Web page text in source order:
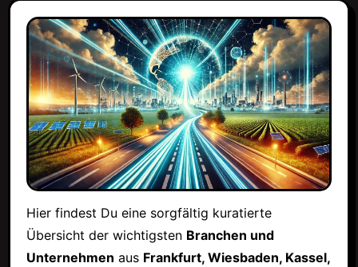
Hier findest Du eine sorgfältig kuratierte
Übersicht der wichtigsten Branchen und
Unternehmen aus Frankfurt, Wiesbaden, Kassel,